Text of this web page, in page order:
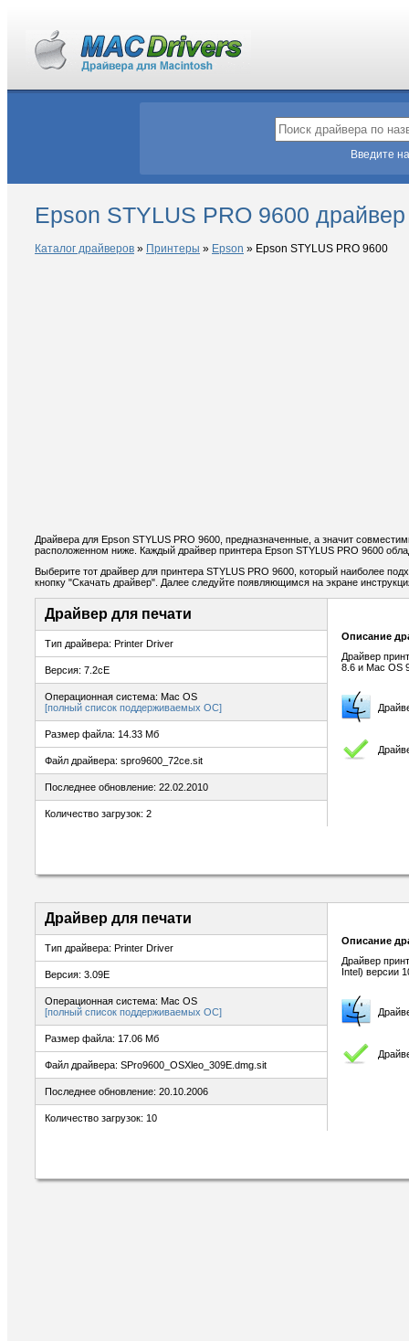
Введите
Epson STYLUS PRO 9600
Каталог драйверов » Принтеры » Epson » Epson STYLUS PRO 9600
Драйвера для Epson STYLUS PRO 9600, предназначенные, а значит
расположенном ниже. Каждый драйвер принтера Epson STYLUS PRO 9600
Выберите тот драйвер для принтера STYLUS PRO 9600, который наиболее
кнопку "Скачать драйвер". Далее следуйте появляющимся на экране
Драйвер для печати
Тип драйвера: Printer Driver
Версия: 7.2cE
Операционная система: Mac OS
[полный список поддерживаемых ОС]
Размер файла: 14.33 Мб
Файл драйвера: spro9600_72ce.sit
Последнее обновление: 22.02.2010
Количество загрузок: 2
Описание
Драйвер
8.6 и Mac OS
Драйвер для печати
Тип драйвера: Printer Driver
Версия: 3.09E
Операционная система: Mac OS
[полный список поддерживаемых ОС]
Размер файла: 17.06 Мб
Файл драйвера: SPro9600_OSXleo_309E.dmg.sit
Последнее обновление: 20.10.2006
Количество загрузок: 10
Описание
Драйвер
Intel) версии